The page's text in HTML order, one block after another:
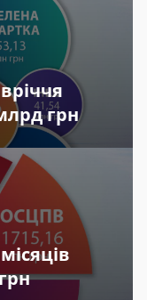
грн